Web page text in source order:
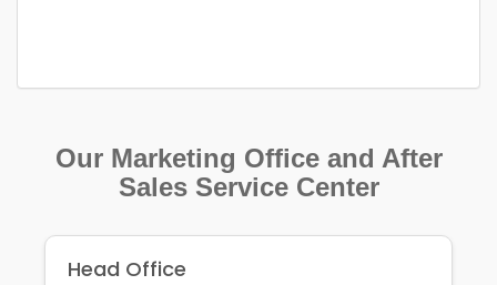
Our Marketing Office and After
Sales Service Center
Head Office